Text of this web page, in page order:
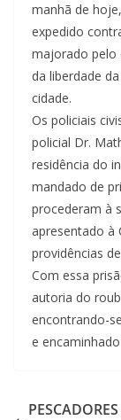
manhã de
expedido
majorado pelo
da liberdade
cidade.
Os policiais
policial Dr.
residência do
mandado de
procederam à
apresentado à
providências
Com essa
autoria do
encontrando-
e encaminhado